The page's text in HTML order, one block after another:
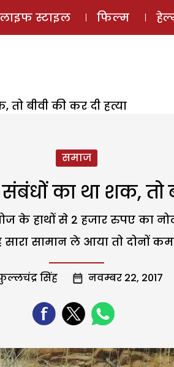
ई-मैगज़ीन
लाइफ स्टाइल फिल्म
बीवी की कर दी हत्या
समाज
का था शक, तो
के हाथों से 2 हजार रुपए का
सामान ले आया तो दोनों
सिंह नवम्बर 22, 2017